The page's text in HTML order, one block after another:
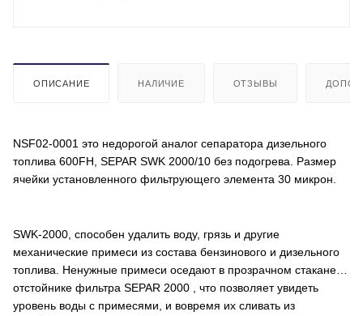
ОПИСАНИЕ НАЛИЧИЕ ОТЗЫВЫ
NSF02-0001 это недорогой аналог сепаратора дизельного
топлива 600FH, SEPAR SWK 2000/10 без подогрева. Размер
ячейки установленного фильтрующего элемента 30 микрон.
SWK-2000, способен удалить воду, грязь и другие
механические примеси из состава бензинового и дизельного
топлива. Ненужные примеси оседают в прозрачном стакане-
отстойнике фильтра SEPAR 2000 , что позволяет увидеть
уровень воды с примесями, и вовремя их сливать из